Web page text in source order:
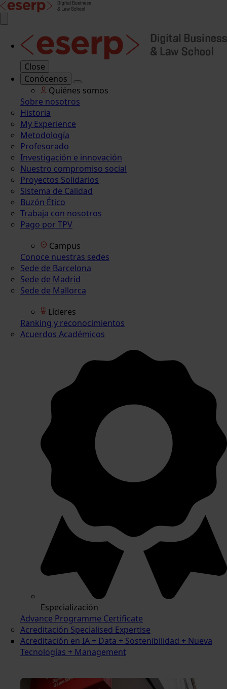
Close
Conócenos
Quiénes somos
Sobre nosotros
Historia
My Experience
Metodología
Profesorado
Investigación e innovación
Nuestro compromiso social
Proyectos Solidarios
Sistema de Calidad
Buzón Ético
Trabaja con nosotros
Pago por TPV
Campus
Conoce nuestras sedes
Sede de Barcelona
Sede de Madrid
Sede de Mallorca
Líderes
Ranking y reconocimientos
Acuerdos Académicos
Especialización
Advance Programme Certificate
Acreditación Specialised Expertise
Acreditación en IA + Data + Sostenibilidad + Nueva
Tecnologías + Management